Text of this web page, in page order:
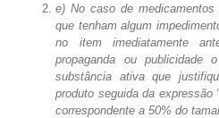
e) No caso de
que tenham algum
no item imediatamente
propaganda ou publicidade
substância ativa que
produto seguida da expressão
correspondente a 50% do